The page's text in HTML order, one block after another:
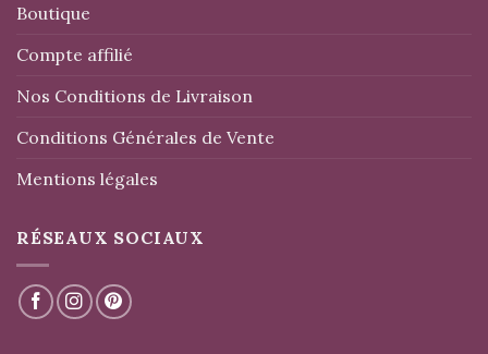
Boutique
Compte affilié
Nos Conditions de Livraison
Conditions Générales de Vente
Mentions légales
RÉSEAUX SOCIAUX